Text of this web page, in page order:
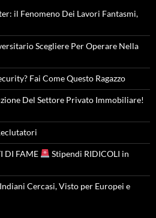
il Fenomeno Dei Lavori Fantasmi,
Scegliere Per Operare Nella
Fai Come Questo Ragazzo
Del Settore Privato Immobiliare!
DI FAME
Stipendi RIDICOLI in
Cercasi, Visto per Europei e